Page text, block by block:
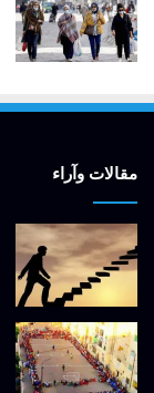
مقالات وآراء